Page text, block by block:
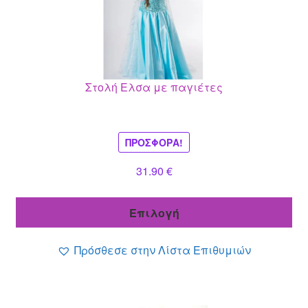
Στολή Ελσα με παγιέτες
ΠΡΟΣΦΟΡΆ!
31.90 €
Επιλογή
Πρόσθεσε στην Λίστα Επιθυμιών